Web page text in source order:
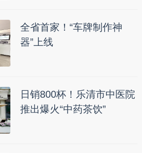
全省首家！“车牌制作神
器”上线
日销800杯！乐清市中医院
推出爆火“中药茶饮”